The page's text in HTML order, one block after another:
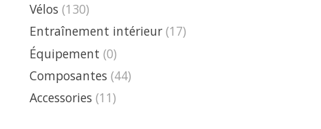
Vélos (130)
Entraînement intérieur (17)
Équipement (0)
Composantes (44)
Accessories (11)